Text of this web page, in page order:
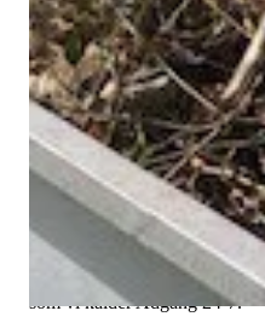
Udvidet
haveaffald i
Nyheder
7. april 2021
Fra den 3. maj udvider vi
på genbrugsstationen i
dage, kan aflevere haveaffald
uden for den bemandede
udvidede åbningstid, skal
som vi kalder Adgang 24-7.